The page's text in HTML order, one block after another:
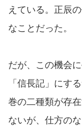
えている。正辰
なことだった。
だが、この機会
「信長記」にす
巻の二種類が存
ないが、仕方のな